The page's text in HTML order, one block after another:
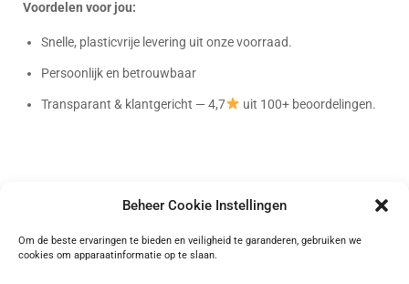
Beheer Cookie Instellingen
Om de beste ervaringen te bieden en veiligheid te garanderen, gebruiken we
cookies om apparaatinformatie op te slaan.
Voordelen voor jou:
Snelle, plasticvrije levering uit onze voorraad.
Persoonlijk en betrouwbaar
Transparant & klantgericht — 4,7 uit 100+ beoordelingen.
Bag-again